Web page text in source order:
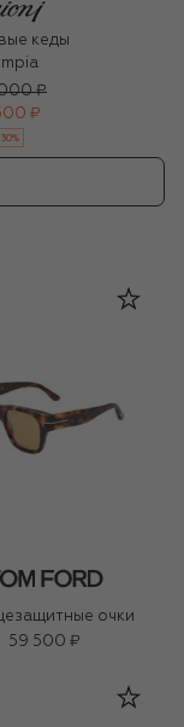
кеды
₽
₽
30%
очки
59 500 ₽